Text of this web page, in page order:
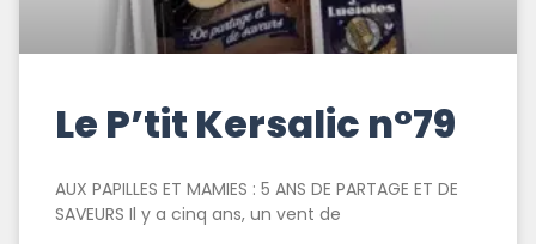
Le P’tit Kersalic n°79
AUX PAPILLES ET MAMIES : 5 ANS DE PARTAGE ET DE
SAVEURS Il y a cinq ans, un vent de